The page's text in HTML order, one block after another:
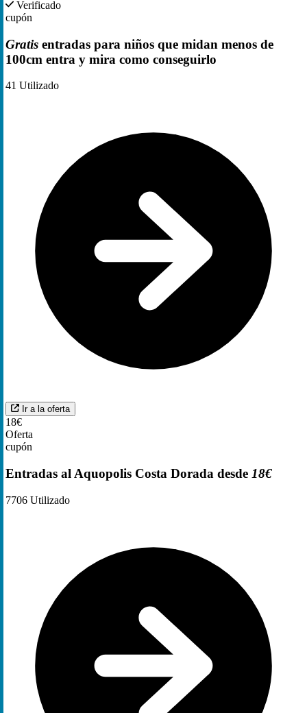
Verificado
cupón
Gratis entradas para niños que midan menos de
100cm entra y mira como conseguirlo
41 Utilizado
Ir a la oferta
18€
Oferta
cupón
Entradas al Aquopolis Costa Dorada desde 18€
7706 Utilizado